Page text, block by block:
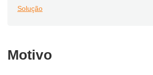
Solução
Motivo